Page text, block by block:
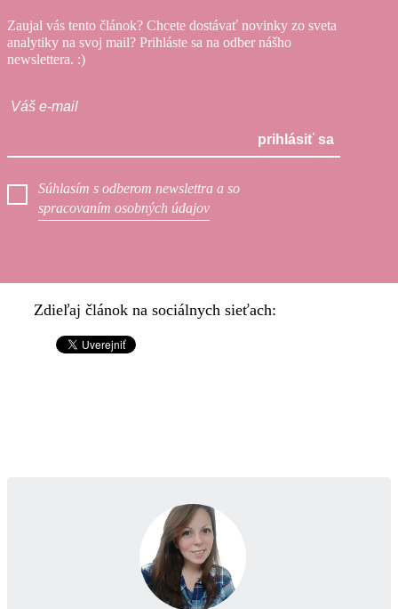
Zaujal vás tento článok? Chcete dostávať novinky zo sveta
analytiky na svoj mail? Prihláste sa na odber nášho
newslettera. :)
prihlásiť sa
Súhlasím s odberom newslettra a so
spracovaním osobných údajov
Zdieľaj článok na sociálnych sieťach: